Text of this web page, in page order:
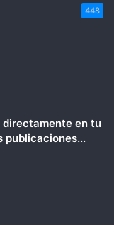
448
en tu
publicaciones...